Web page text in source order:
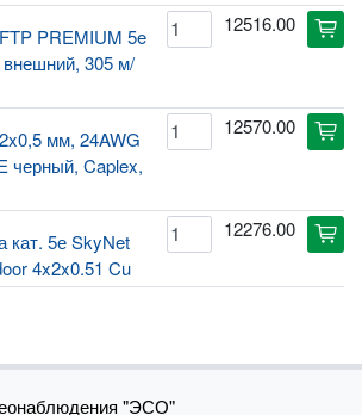
PREMIUM 5e
305 м/
12516.00 cart
мм, 24AWG
черный, Caplex,
12570.00 cart
кат. 5е SkyNet
4x2x0.51 Cu
12276.00 cart
"ЭСО"